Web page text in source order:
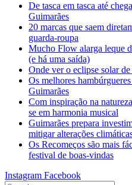
De tasca em tasca até
Guimarães
20 marcas que saem
guarda-roupa
Mucho Flow alarga leque
(e há uma saída)
Onde ver o eclipse solar
Os melhores
Guimarães
Com inspiração na
se em harmonia musical
Guimarães prepara
mitigar alterações
Os Recomeços são mais
festival de boas-vindas
Instagram Facebook